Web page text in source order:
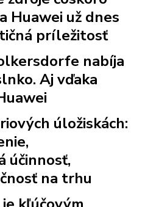
Huawei už dnes
príležitosť
nabíja
Aj vďaka
úložiskách:
účinnosť,
na trhu